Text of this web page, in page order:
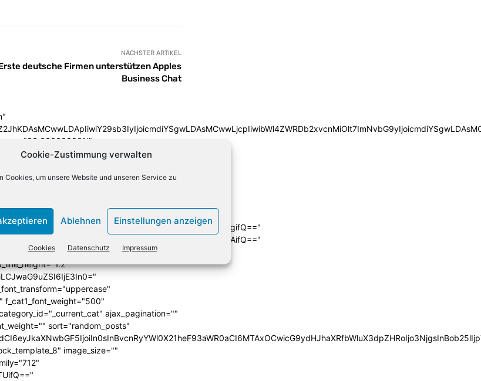
Cookie-Zustimmung verwalten
Cookies, um unsere Website und unseren Service zu
Ablehnen Einstellungen anzeigen
Cookies Datenschutz Impressum
NÄCHSTER ARTIKEL
deutsche Firmen unterstützen Apples
Business Chat
show_author2="none" show_date2="none"
show_excerpt1="none"
show_author1="none"
title_txt="#ffffff"
f_cat1_font_weight="500"
ajax_pagination=""
sort="random_posts"
image_size=""